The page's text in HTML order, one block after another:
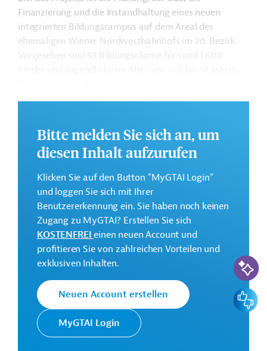
Finanzierung und die Instandhaltung eines neuen
integrierten Bildungscampus auf dem Areal des
ehemaligen Wiener Nordwestbahnhofs im 20. Bezirk.
Vorgesehen sind 53 Bildungsräume für rund 1.600
Bildungsinfrastrukturprogramms BIENE II.
Sie auf derWebseite der EIB
.
GTAI informiert über dieEIB: Schwerpunkte, Regularien
Gesamtkosten:
88 Millionen Euro (voraussichtlich)
Geberbeitrag:
44 Millionen Euro (voraussichtlich; Darlehen)
Kontaktadressen
Bitte melden Sie sich an, um
diesen Inhalt aufzurufen
Klicken Sie auf den Button "MyGTAI Login"
und loggen Sie sich mit Ihrer
Benutzererkennung ein. Sie haben noch keinen
Zugang zu MyGTAI? Erstellen Sie sich
KOSTENFREIeinen neuen Account und
profitieren Sie von zahlreichen Vorteilen und
exklusiven Inhalten.
Neuen Account erstellen
MyGTAI Login
KI-